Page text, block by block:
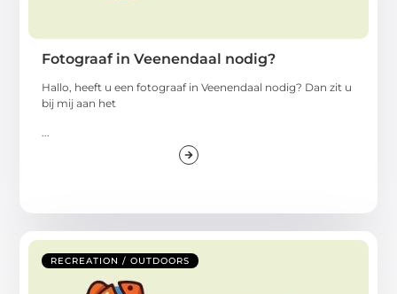
Fotograaf in Veenendaal nodig?
Hallo, heeft u een fotograaf in Veenendaal nodig? Dan zit u
bij mij aan het
RECREATION / OUTDOORS